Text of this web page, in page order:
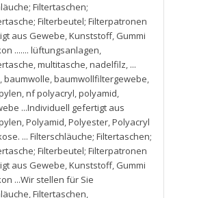
Filtertaschen;
Filterbeutel; Filterpatronen
aus Gewebe,Kunststoff, Gummi
....... lüftungsanlagen,
,multitasche,nadelfilz, ...
,baumwolle,baumwollfiltergewebe,
,nf polyacryl,polyamid,
...Individuell gefertigt aus
,Polyamid,Polyester,Polyacryl
... Filterschläuche; Filtertaschen;
Filterbeutel; Filterpatronen
aus Gewebe,Kunststoff, Gummi
...Wir stellen für Sie
,Filtertaschen,